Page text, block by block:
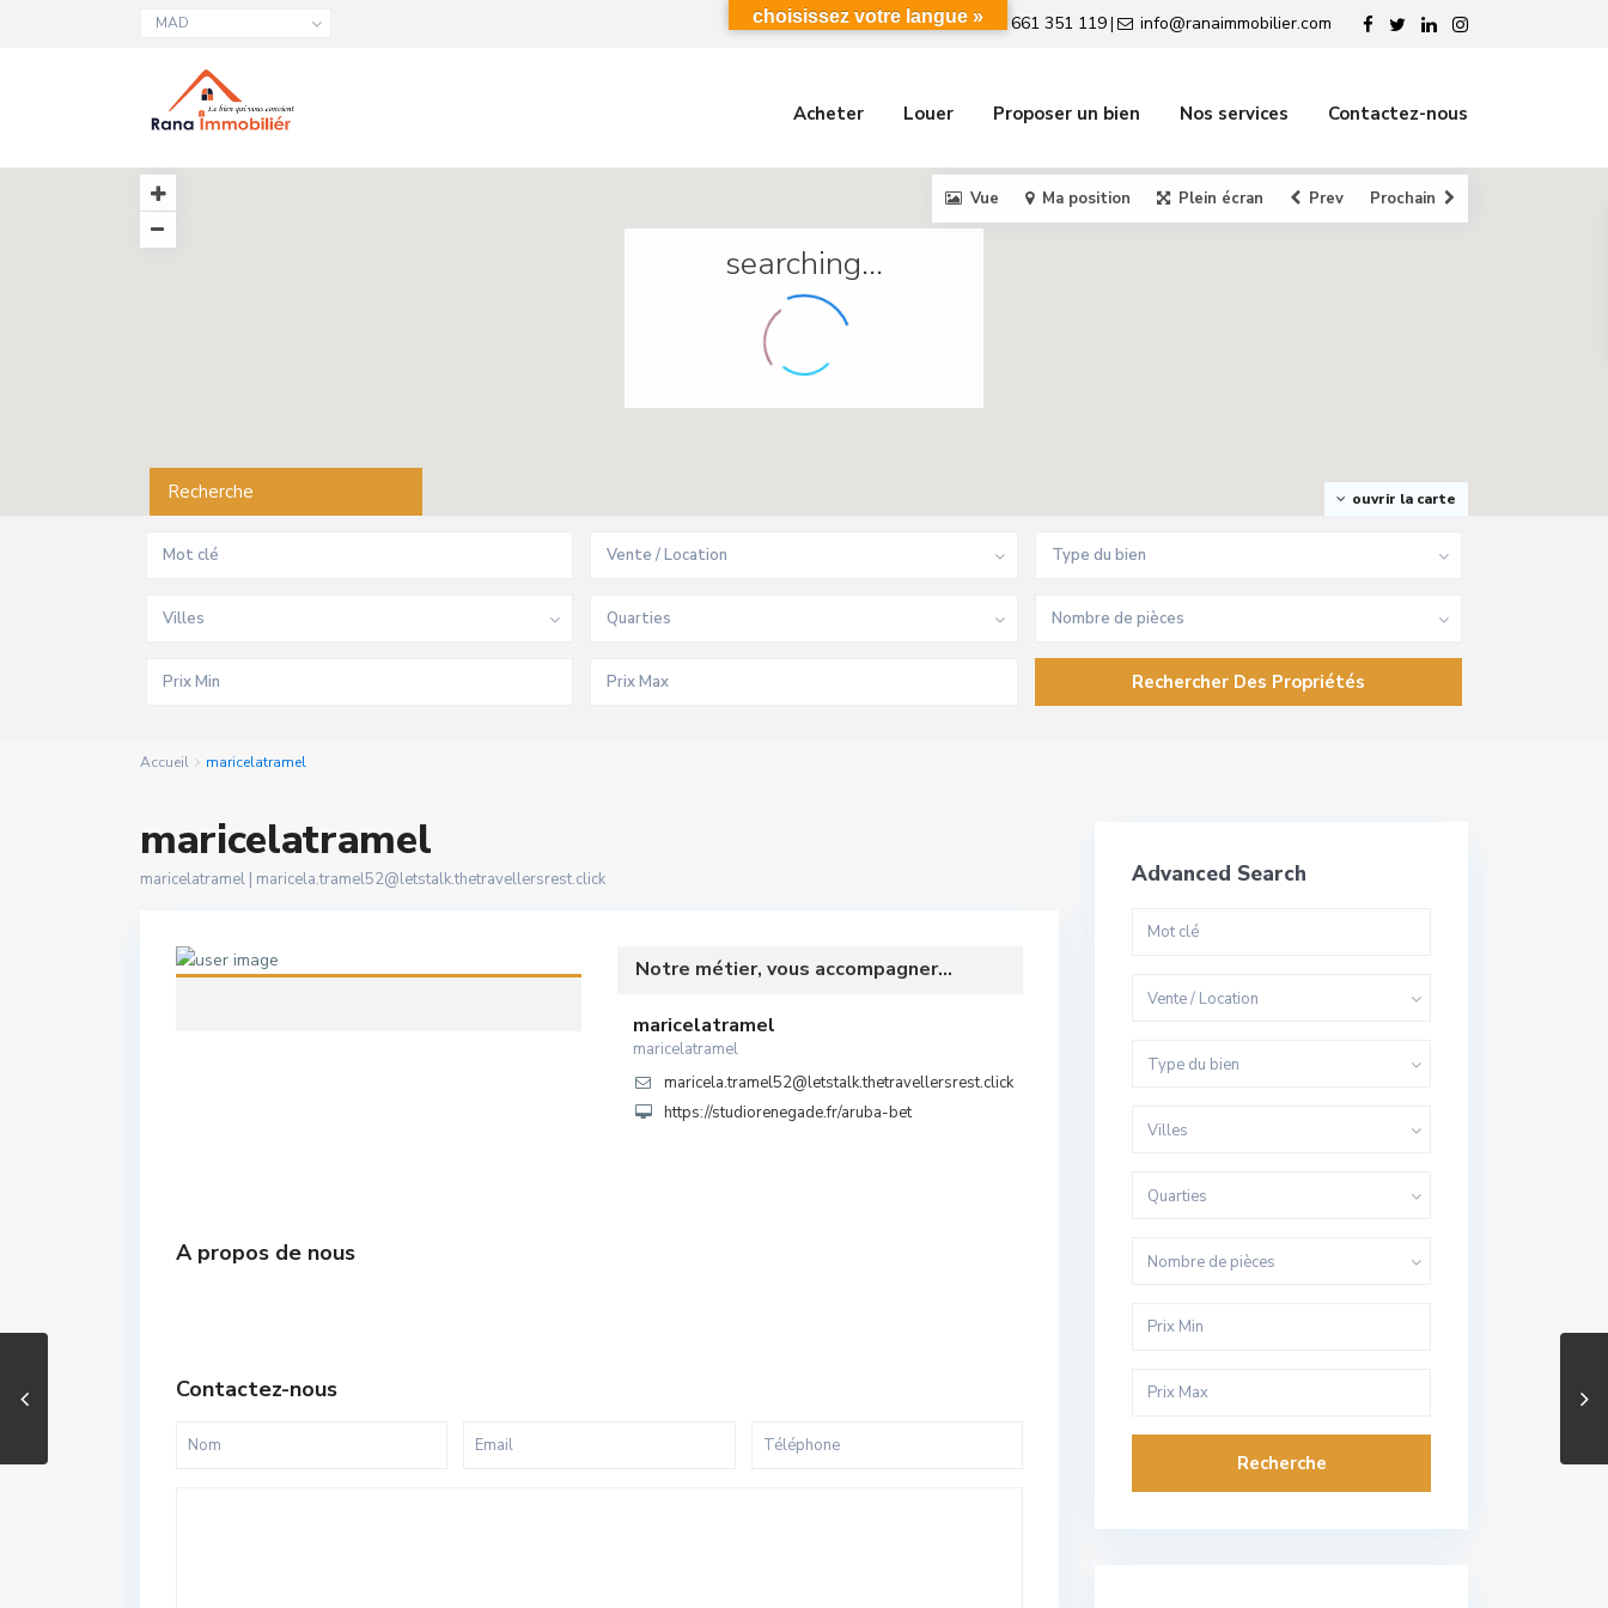
MAD +212 661 351 119| info@ranaimmobilier.com
Acheter Louer Proposer un bien Nos services Contactez-nous
searching...
ouvrir la carte
Vue Ma position Plein écran Prev Prochain
Recherche
Vente / Location Type du bien
Villes Quarties Nombre de pièces
Accueil maricelatramel
maricelatramel
maricelatramel | maricela.tramel52@letstalk.thetravellersrest.click
Notre métier, vous accompagner...
maricelatramel
maricelatramel
maricela.tramel52@letstalk.thetravellersrest.click
https://studiorenegade.fr/aruba-bet
A propos de nous
Contactez-nous
Advanced Search
Vente / Location
Type du bien
Villes
Quarties
Nombre de pièces
Recherche
choisissez votre langue »